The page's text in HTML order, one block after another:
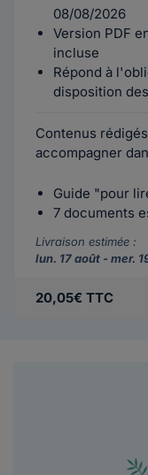
08/08/2026
Version PDF
incluse
Répond à
disposition
Contenus
accompagner
Guide "pour
7 documents
Livraison estimée :
lun. 17 août - mer.
20,05€ TTC